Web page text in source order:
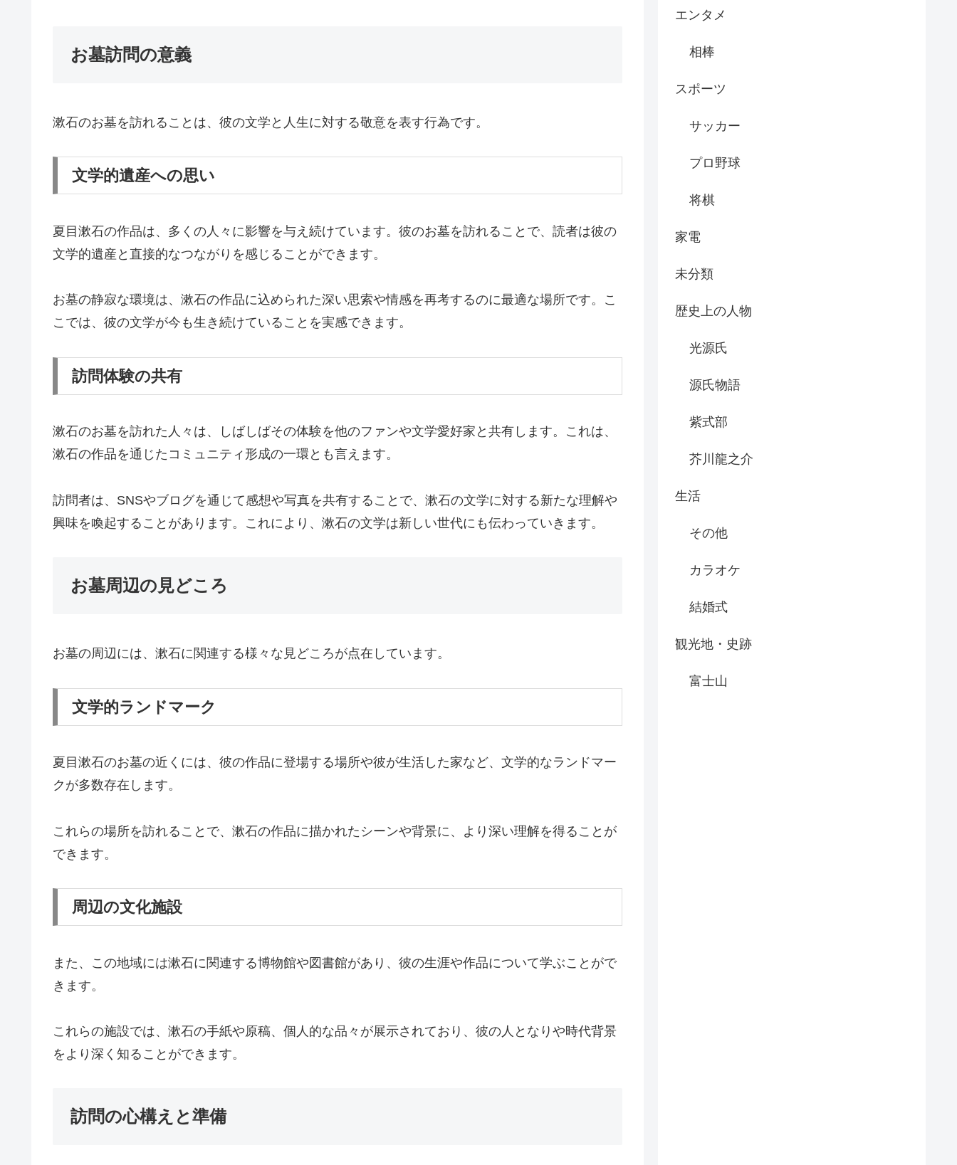
お墓訪問の意義
漱石のお墓を訪れることは、彼の文学と人生に対する敬意を表す行為です。
文学的遺産への思い
夏目漱石の作品は、多くの人々に影響を与え続けています。彼のお墓を訪れることで、読者は彼の
文学的遺産と直接的なつながりを感じることができます。
お墓の静寂な環境は、漱石の作品に込められた深い思索や情感を再考するのに最適な場所です。こ
こでは、彼の文学が今も生き続けていることを実感できます。
訪問体験の共有
漱石のお墓を訪れた人々は、しばしばその体験を他のファンや文学愛好家と共有します。これは、
漱石の作品を通じたコミュニティ形成の一環とも言えます。
訪問者は、SNSやブログを通じて感想や写真を共有することで、漱石の文学に対する新たな理解や
興味を喚起することがあります。これにより、漱石の文学は新しい世代にも伝わっていきます。
お墓周辺の見どころ
お墓の周辺には、漱石に関連する様々な見どころが点在しています。
文学的ランドマーク
夏目漱石のお墓の近くには、彼の作品に登場する場所や彼が生活した家など、文学的なランドマー
クが多数存在します。
これらの場所を訪れることで、漱石の作品に描かれたシーンや背景に、より深い理解を得ることが
できます。
周辺の文化施設
また、この地域には漱石に関連する博物館や図書館があり、彼の生涯や作品について学ぶことがで
きます。
これらの施設では、漱石の手紙や原稿、個人的な品々が展示されており、彼の人となりや時代背景
をより深く知ることができます。
訪問の心構えと準備
エンタメ
相棒
スポーツ
サッカー
プロ野球
将棋
家電
未分類
歴史上の人物
光源氏
源氏物語
紫式部
芥川龍之介
生活
その他
カラオケ
結婚式
観光地・史跡
富士山